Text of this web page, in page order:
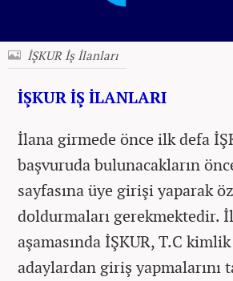
İŞKUR İş İlanları
İŞKUR İŞ İLANLARI
İlana girmede önce ilk defa
başvuruda bulunacakların
sayfasına üye girişi yaparak
doldurmaları gerekmektedir.
aşamasında İŞKUR, T.C
adaylardan giriş yapmalarını